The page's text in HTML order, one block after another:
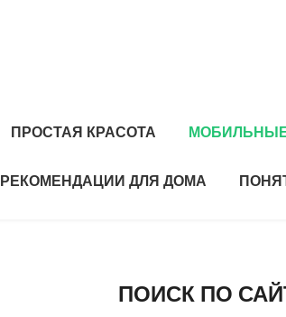
ПРОСТАЯ КРАСОТА
РЕКОМЕНДАЦИИ ДЛЯ ДОМА
ПОИСК ПО